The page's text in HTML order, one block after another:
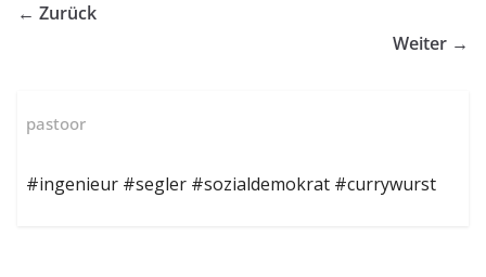
← Zurück
Weiter →
pastoor
#ingenieur #segler #sozialdemokrat #currywurst